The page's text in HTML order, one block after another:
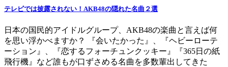
テレビでは披露されない！AKB48の隠れた名曲２選
日本の国民的アイドルグループ、AKB48の楽曲と言えば何
を思い浮かべますか？ 『会いたかった』、『ヘビーローテ
ーション』、『恋するフォーチュンクッキー』『365日の紙
飛行機』など誰もが口ずさめる名曲を多数輩出してきた